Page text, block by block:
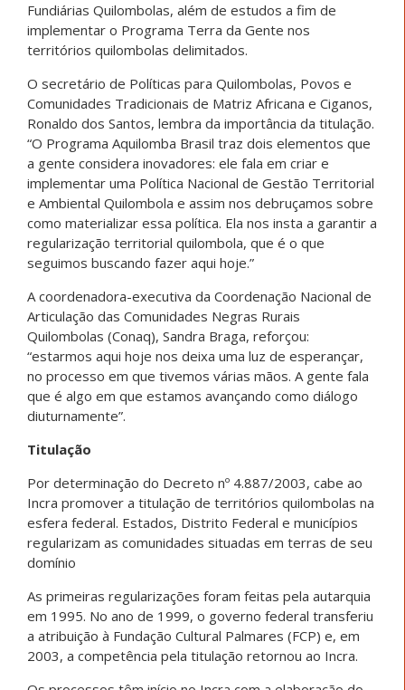
Fundiárias Quilombolas, além de estudos a fim de
implementar o Programa Terra da Gente nos
territórios quilombolas delimitados.
O secretário de Políticas para Quilombolas, Povos e
Comunidades Tradicionais de Matriz Africana e Ciganos,
Ronaldo dos Santos, lembra da importância da titulação.
“O Programa Aquilomba Brasil traz dois elementos que
a gente considera inovadores: ele fala em criar e
implementar uma Política Nacional de Gestão Territorial
e Ambiental Quilombola e assim nos debruçamos sobre
como materializar essa política. Ela nos insta a garantir a
regularização territorial quilombola, que é o que
seguimos buscando fazer aqui hoje.”
A coordenadora-executiva da Coordenação Nacional de
Articulação das Comunidades Negras Rurais
Quilombolas (Conaq), Sandra Braga, reforçou:
“estarmos aqui hoje nos deixa uma luz de esperançar,
no processo em que tivemos várias mãos. A gente fala
que é algo em que estamos avançando como diálogo
diuturnamente”.
Titulação
Por determinação do Decreto nº 4.887/2003, cabe ao
Incra promover a titulação de territórios quilombolas na
esfera federal. Estados, Distrito Federal e municípios
regularizam as comunidades situadas em terras de seu
domínio
As primeiras regularizações foram feitas pela autarquia
em 1995. No ano de 1999, o governo federal transferiu
a atribuição à Fundação Cultural Palmares (FCP) e, em
2003, a competência pela titulação retornou ao Incra.